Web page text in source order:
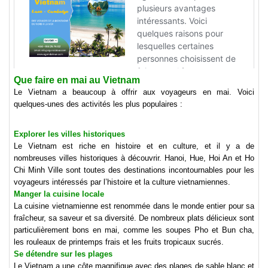
Que faire en mai au Vietnam
Le Vietnam a beaucoup à offrir aux voyageurs en mai. Voici
quelques-unes des activités les plus populaires :
Explorer les villes historiques
Le Vietnam est riche en histoire et en culture, et il y a de
nombreuses villes historiques à découvrir. Hanoi, Hue, Hoi An et Ho
Chi Minh Ville sont toutes des destinations incontournables pour les
voyageurs intéressés par l’histoire et la culture vietnamiennes.
Manger la cuisine locale
La cuisine vietnamienne est renommée dans le monde entier pour sa
fraîcheur, sa saveur et sa diversité. De nombreux plats délicieux sont
particulièrement bons en mai, comme les soupes Pho et Bun cha,
les rouleaux de printemps frais et les fruits tropicaux sucrés.
Se détendre sur les plages
Le Vietnam a une côte magnifique avec des plages de sable blanc et